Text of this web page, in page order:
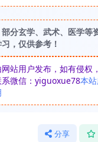
部分玄学、武术、医学等
，仅供参考！
站用户发布，如有侵权
系微信：yiguoxue78本
分享